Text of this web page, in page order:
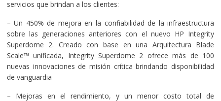
servicios que brindan a los clientes:
– Un 450% de mejora en la confiabilidad de la infraestructura
sobre las generaciones anteriores con el nuevo HP Integrity
Superdome 2. Creado con base en una Arquitectura Blade
Scale™ unificada, Integrity Superdome 2 ofrece más de 100
nuevas innovaciones de misión crítica brindando disponibilidad
de vanguardia
– Mejoras en el rendimiento, y un menor costo total de